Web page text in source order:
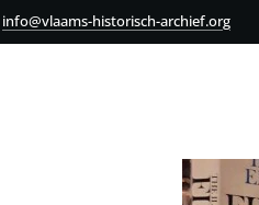
info@vlaams-historisch-archief.org